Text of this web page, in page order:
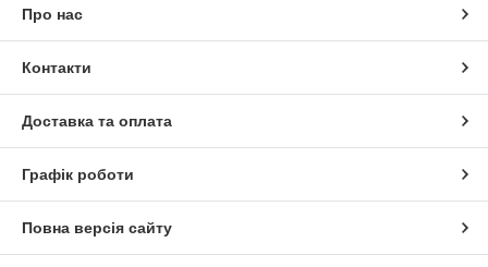
Про нас
Контакти
Доставка та оплата
Графік роботи
Повна версія сайту